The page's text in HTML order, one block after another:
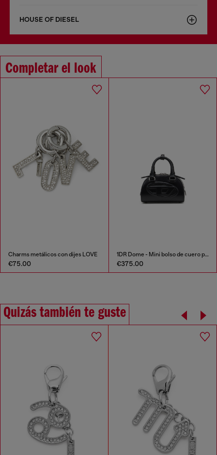
HOUSE OF DIESEL
Completar el look
Charms metálicos con dijes LOVE
€75.00
1DR Dome - Mini bolso de cuero pequeño tipo bowling
€375.00
Quizás también te guste